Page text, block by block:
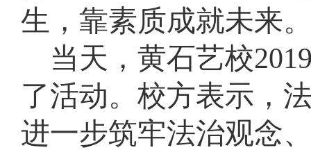
生，靠素质成就未来
当天，黄石艺校
了活动。校方表示，
进一步筑牢法治观念